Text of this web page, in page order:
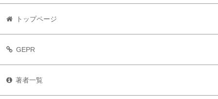
トップページ
GEPR
著者一覧